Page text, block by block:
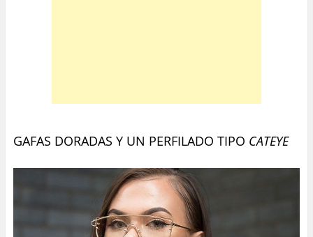
GAFAS DORADAS Y UN PERFILADO TIPO CATEYE